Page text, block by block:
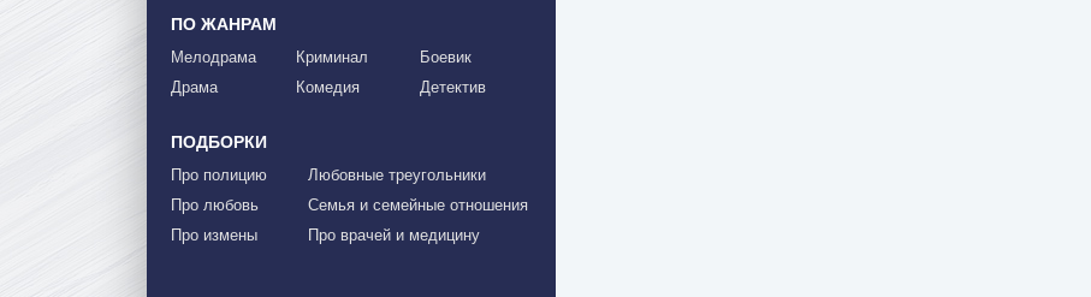
ПО ЖАНРАМ
Мелодрама
Драма
Криминал
Комедия
Боевик
Детектив
ПОДБОРКИ
Про полицию
Про любовь
Про измены
Любовные треугольники
Семья и семейные отношения
Про врачей и медицину